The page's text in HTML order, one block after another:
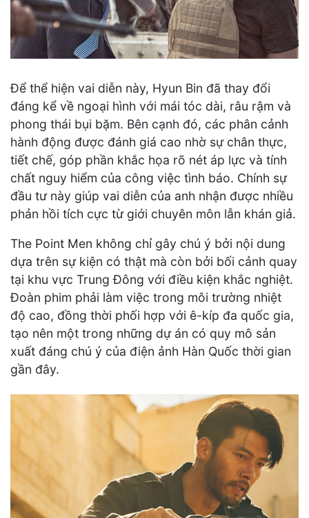
Để thể hiện vai diễn này, Hyun Bin đã thay đổi
đáng kể về ngoại hình với mái tóc dài, râu rậm và
phong thái bụi bặm. Bên cạnh đó, các phân cảnh
hành động được đánh giá cao nhờ sự chân thực,
tiết chế, góp phần khắc họa rõ nét áp lực và tính
chất nguy hiểm của công việc tình báo. Chính sự
đầu tư này giúp vai diễn của anh nhận được nhiều
phản hồi tích cực từ giới chuyên môn lẫn khán giả.
The Point Men không chỉ gây chú ý bởi nội dung
dựa trên sự kiện có thật mà còn bởi bối cảnh quay
tại khu vực Trung Đông với điều kiện khắc nghiệt.
Đoàn phim phải làm việc trong môi trường nhiệt
độ cao, đồng thời phối hợp với ê-kíp đa quốc gia,
tạo nên một trong những dự án có quy mô sản
xuất đáng chú ý của điện ảnh Hàn Quốc thời gian
gần đây.